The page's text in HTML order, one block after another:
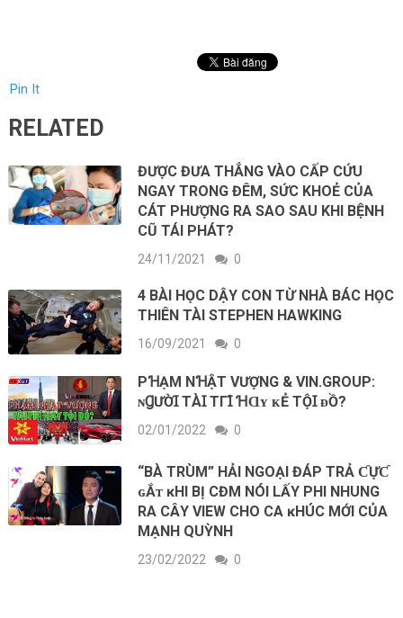
Pin It
RELATED
ĐƯỢC ĐƯA THẲNG VÀO CẤP CỨU
NGAY TRONG ĐÊM, SỨC KHOẺ CỦA
CÁT PHƯỢNG RA SAO SAU KHI BỆNH
CŨ TÁI PHÁT?
24/11/2021 0
4 BÀI HỌC DẬY CON TỪ NHÀ BÁC HỌC
THIÊN TÀI STEPHEN HAWKING
16/09/2021 0
PꞪẠM NꞪẬT VƯỢNG & VIN.GROUP:
ɴꞬƯỜꞮ ТÀꞮ ТГꞮ́ ꞪⱭʏ ᴋẺ ТỘꞮ ᴆỒ?
02/01/2022 0
“ВÀ ТRÙМ” НẢΙ NGOẠΙ ĐÁP ТRẢ ƇỰƇ
ɢẮᴛ ĸНΙ ВỊ CĐM NÓΙ LẤY PHI NHUNG
RA CÂΥ VΙEW CНO CA ĸНÚC МỚΙ CỦA
MẠNH QUỲNH
23/02/2022 0